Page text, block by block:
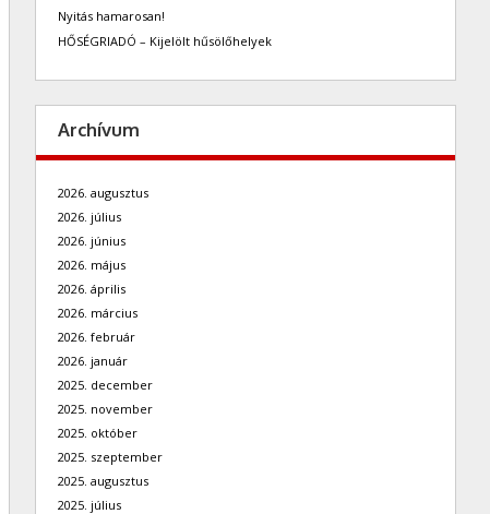
Nyitás hamarosan!
HŐSÉGRIADÓ – Kijelölt hűsölőhelyek
Archívum
2026. augusztus
2026. július
2026. június
2026. május
2026. április
2026. március
2026. február
2026. január
2025. december
2025. november
2025. október
2025. szeptember
2025. augusztus
2025. július